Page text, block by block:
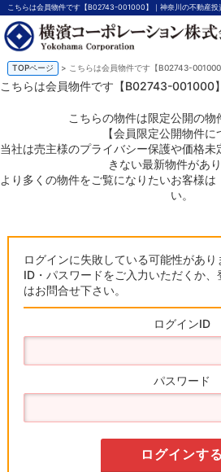
TOPページ > こちらは会員物件です【B02743-001000
こちらは会員物件です【B02743-001000】
こちらの物件は限定公開の物
【会員限定公開物件に
当社は売主様のプライバシー保護や価格
きない最新物件があり
より多くの物件をご覧になりたいお客様は
い。
ログインに失敗している可能性があ
ID・パスワードをご入力いただくか
はお問合せ下さい。
ログインID
パスワード